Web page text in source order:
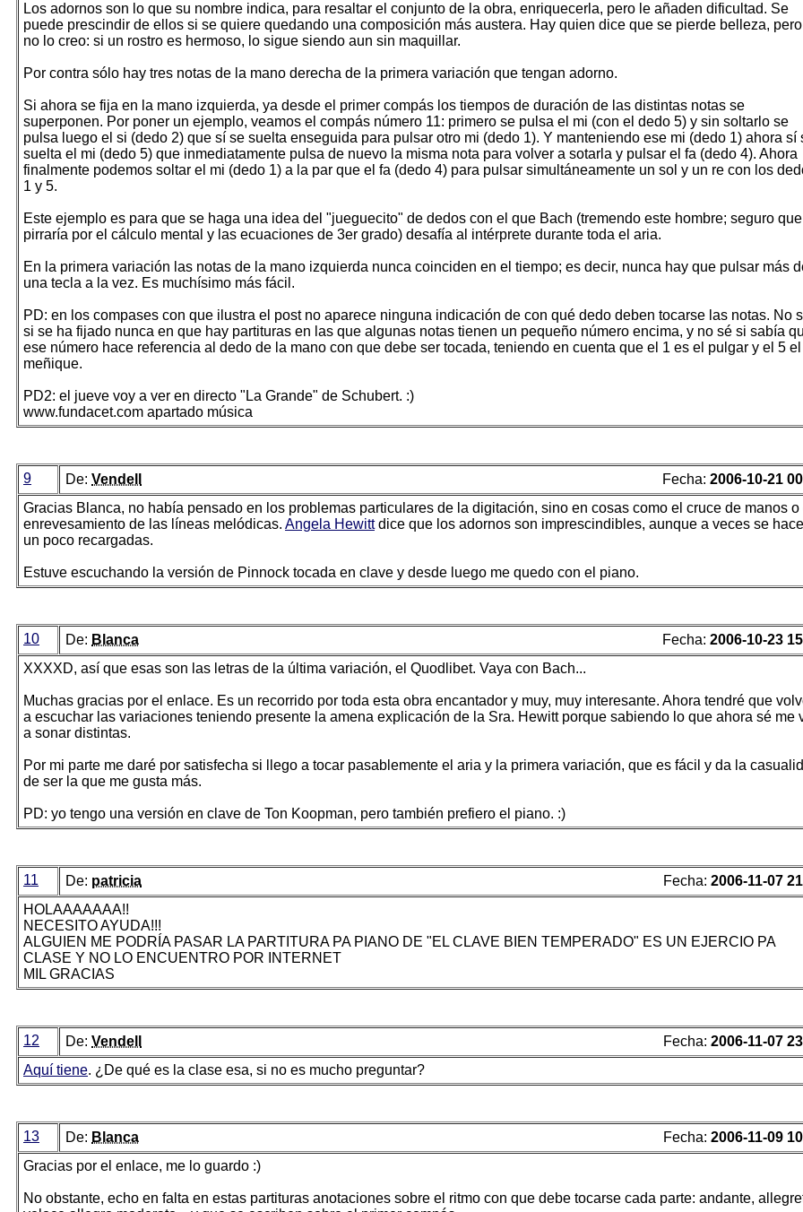
Los adornos son lo que su nombre indica, para resaltar el conjunto de la obra, enriquecerla, pero le añaden dificultad. Se
puede prescindir de ellos si se quiere quedando una composición más austera. Hay quien dice que se pierde belleza,
no lo creo: si un rostro es hermoso, lo sigue siendo aun sin maquillar.
Por contra sólo hay tres notas de la mano derecha de la primera variación que tengan adorno.
Si ahora se fija en la mano izquierda, ya desde el primer compás los tiempos de duración de las distintas notas se
superponen. Por poner un ejemplo, veamos el compás número 11: primero se pulsa el mi (con el dedo 5) y sin soltarlo se
pulsa luego el si (dedo 2) que sí se suelta enseguida para pulsar otro mi (dedo 1). Y manteniendo ese mi (dedo 1) ahora sí
suelta el mi (dedo 5) que inmediatamente pulsa de nuevo la misma nota para volver a sotarla y pulsar el fa (dedo 4). Ahora
finalmente podemos soltar el mi (dedo 1) a la par que el fa (dedo 4) para pulsar simultáneamente un sol y un re con los
1 y 5.
Este ejemplo es para que se haga una idea del "jueguecito" de dedos con el que Bach (tremendo este hombre; seguro
pirraría por el cálculo mental y las ecuaciones de 3er grado) desafía al intérprete durante toda el aria.
En la primera variación las notas de la mano izquierda nunca coinciden en el tiempo; es decir, nunca hay que pulsar más
una tecla a la vez. Es muchísimo más fácil.
PD: en los compases con que ilustra el post no aparece ninguna indicación de con qué dedo deben tocarse las notas. No
si se ha fijado nunca en que hay partituras en las que algunas notas tienen un pequeño número encima, y no sé si sabía
ese número hace referencia al dedo de la mano con que debe ser tocada, teniendo en cuenta que el 1 es el pulgar y el 5 el
meñique.
PD2: el jueve voy a ver en directo "La Grande" de Schubert. :)
www.fundacet.com apartado música
9 De: Vendell Fecha: 2006-10-21
Gracias Blanca, no había pensado en los problemas particulares de la digitación, sino en cosas como el cruce de manos o
enrevesamiento de las líneas melódicas. Angela Hewittdice que los adornos son imprescindibles, aunque a veces se
un poco recargadas.
Estuve escuchando la versión de Pinnock tocada en clave y desde luego me quedo con el piano.
10 De: Blanca Fecha: 2006-10-23
XXXXD, así que esas son las letras de la última variación, el Quodlibet. Vaya con Bach...
Muchas gracias por el enlace. Es un recorrido por toda esta obra encantador y muy, muy interesante. Ahora tendré que
a escuchar las variaciones teniendo presente la amena explicación de la Sra. Hewitt porque sabiendo lo que ahora sé me
a sonar distintas.
Por mi parte me daré por satisfecha si llego a tocar pasablemente el aria y la primera variación, que es fácil y da la
de ser la que me gusta más.
PD: yo tengo una versión en clave de Ton Koopman, pero también prefiero el piano. :)
11 De: patricia Fecha: 2006-11-07
HOLAAAAAAA!!
NECESITO AYUDA!!!
ALGUIEN ME PODRÍA PASAR LA PARTITURA PA PIANO DE "EL CLAVE BIEN TEMPERADO" ES UN EJERCIO PA
CLASE Y NO LO ENCUENTRO POR INTERNET
MIL GRACIAS
12 De: Vendell Fecha: 2006-11-07
Aquí tiene. ¿De qué es la clase esa, si no es mucho preguntar?
13 De: Blanca Fecha: 2006-11-09
Gracias por el enlace, me lo guardo :)
No obstante, echo en falta en estas partituras anotaciones sobre el ritmo con que debe tocarse cada parte: andante,